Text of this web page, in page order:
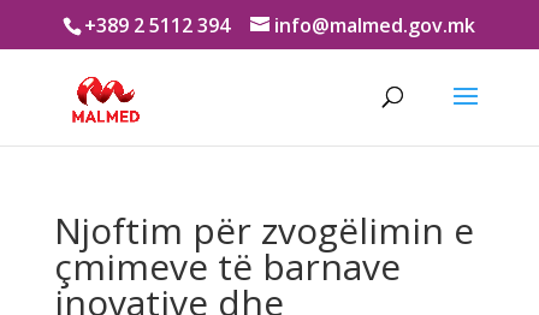
+389 2 5112 394 info@malmed.gov.mk
Njoftim për zvogëlimin e
çmimeve të barnave
inovative dhe